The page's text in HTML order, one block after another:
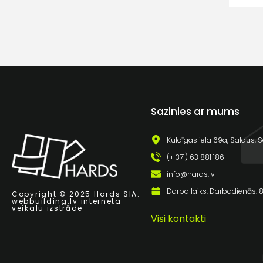
Copyright © 2025 Hards SIA.
webbuilding.lv interneta
veikalu izstrāde
Sazinies ar mums
Kuldīgas iela 69a, Saldus,
(+ 371) 63 881 186
info@hards.lv
Darba laiks: Darbadienās:
Visi kontakti